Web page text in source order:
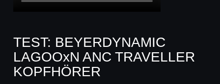
TEST: BEYERDYNAMIC
LAGOOxN ANC TRAVELLER
KOPFHÖRER